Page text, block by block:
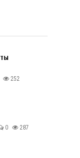
252
0 287